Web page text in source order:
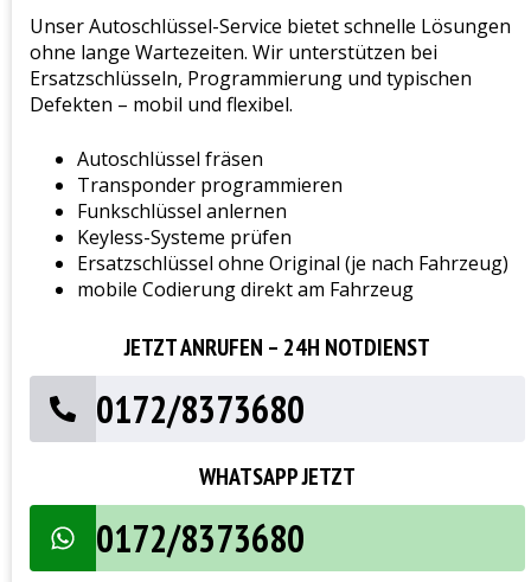
Unser Autoschlüssel-Service bietet schnelle Lösungen
ohne lange Wartezeiten. Wir unterstützen bei
Ersatzschlüsseln, Programmierung und typischen
Defekten – mobil und flexibel.
Autoschlüssel fräsen
Transponder programmieren
Funkschlüssel anlernen
Keyless-Systeme prüfen
Ersatzschlüssel ohne Original (je nach Fahrzeug)
mobile Codierung direkt am Fahrzeug
JETZT ANRUFEN – 24H NOTDIENST
0172/8373680
WHATSAPP JETZT
0172/8373680